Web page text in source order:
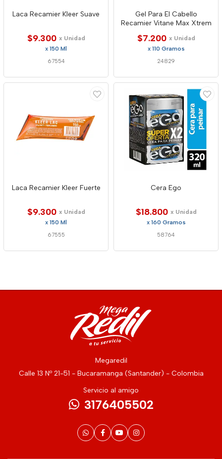
Laca Recamier Kleer Suave
$9.300 x Unidad
x 150 Ml
67554
Gel Para El Cabello
Recamier Vitane Max Xtrem
$7.200 x Unidad
x 110 Gramos
24829
Laca Recamier Kleer Fuerte
$9.300 x Unidad
x 150 Ml
67555
Cera Ego
$18.800 x Unidad
x 160 Gramos
58764
Megaredil
Calle 13 Nº 21-51 - Bucaramanga (Santander) - Colombia
Servicio al amigo
3176405502